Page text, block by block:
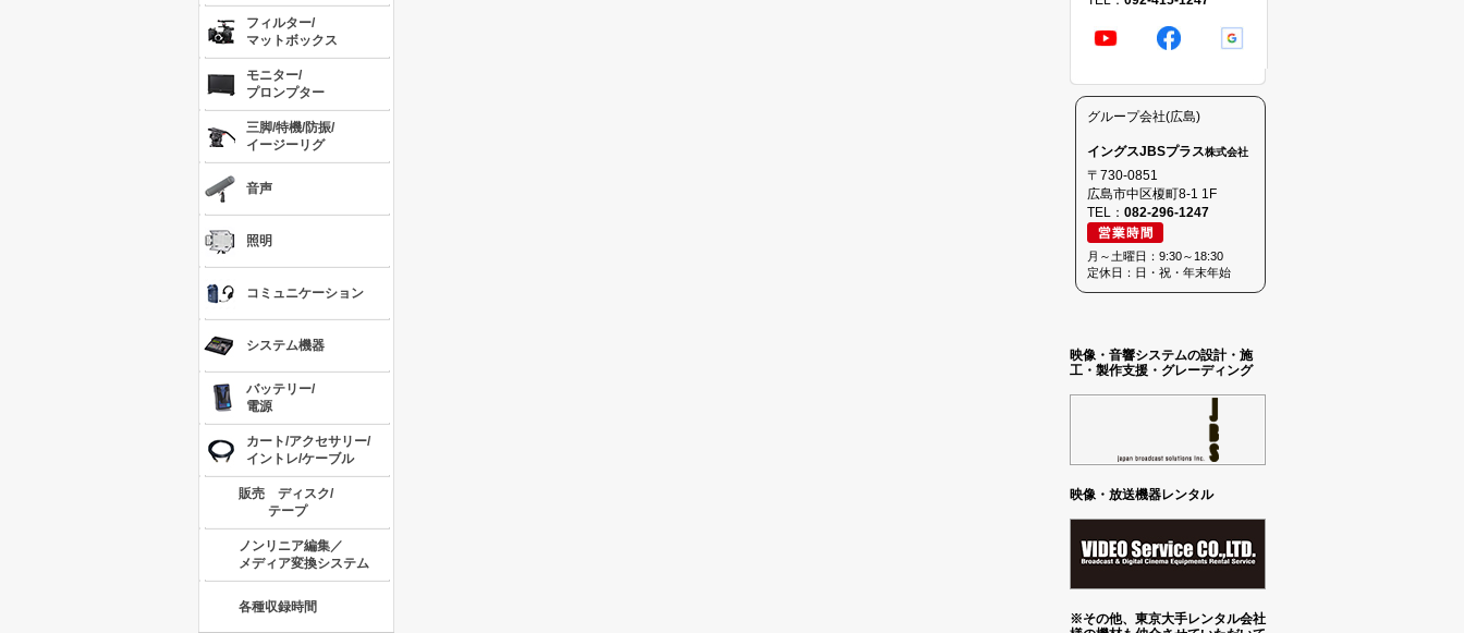
フィルター/
マットボックス
モニター/
プロンプター
三脚/特機/防振/
イージーリグ
音声
照明
コミュニケーション
システム機器
バッテリー/
電源
カート/アクセサリー/
イントレ/ケーブル
販売 ディスク/
テープ
ノンリニア編集／
メディア変換システム
各種収録時間
グループ会社(広島)
イングスJBSプラス株式会社
〒730-0851
広島市中区榎町8-1 1F
TEL： 082-296-1247
月～土曜日：9:30～18:30
定休日：日・祝・年末年始
映像・音響システムの設計・施
工・製作支援・グレーディング
映像・放送機器レンタル
※その他、東京大手レンタル会社